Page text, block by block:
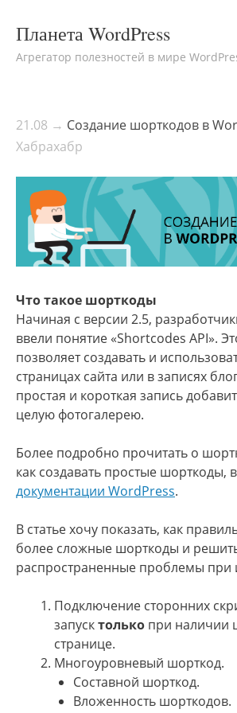
Планета WordPress
Агрегатор полезностей в мире
21.08 → Создание шорткодов в
Хабрахабр
Что такое шорткоды
Начиная с версии 2.5,
ввели понятие «Shortcodes API».
позволяет создавать и
страницах сайта или в записях
простая и короткая запись
целую фотогалерею.
Более подробно прочитать о
как создавать простые шорткоды,
документации WordPress.
В статье хочу показать, как
более сложные шорткоды и
распространенные проблемы при
Подключение сторонних
запусктолько при наличии
странице.
Многоуровневый шорткод.
Составной шорткод.
Вложенность шорткодов.